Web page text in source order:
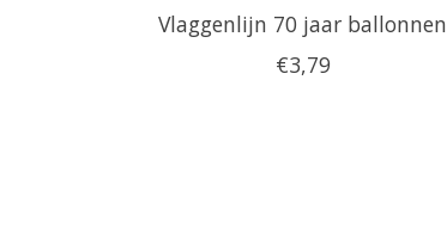
Vlaggenlijn 70 jaar ballonnen
€3,79